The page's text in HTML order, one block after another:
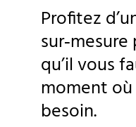
Profitez
qu’il vous
moment
besoin.